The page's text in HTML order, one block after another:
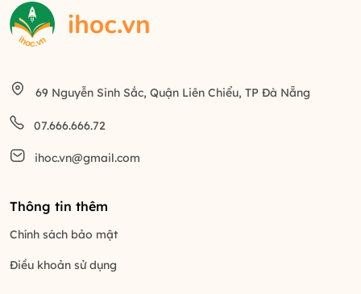
69 Nguyễn Sinh Sắc, Quận Liên Chiểu, TP Đà Nẵng
07.666.666.72
ihoc.vn@gmail.com
Thông tin thêm
Chính sách bảo mật
Điều khoản sử dụng